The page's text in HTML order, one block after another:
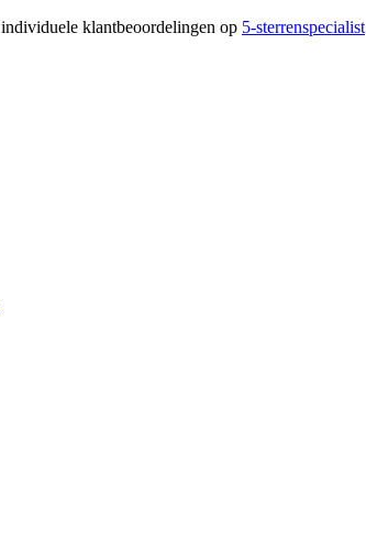
individuele klantbeoordelingen op 5-sterrenspecialist